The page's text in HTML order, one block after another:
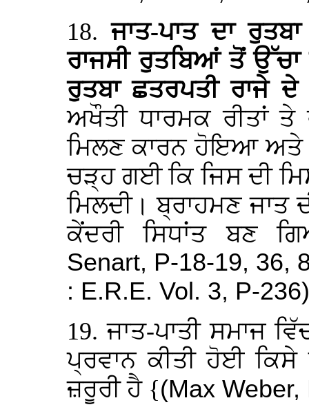
18.ਜਾਤ-ਪਾਤ ਦਾ
ਰਾਜਸੀ ਰੁਤਬਿਆਂ ਤੋਂ ਉੱਚਾ
ਰੁਤਬਾ ਛਤਰਪਤੀ ਰਾਜੇ
ਅਖੌਤੀ ਧਾਰਮਕ ਰੀਤਾਂ ਤੇ
ਮਿਲਣ ਕਾਰਨ ਹੋਇਆ ਅਤੇ
ਚੜ੍ਹ ਗਈ ਕਿ ਜਿਸ ਦੀ
ਮਿਲਦੀ। ਬ੍ਰਾਹਮਣ ਜਾਤ
ਕੇਂਦਰੀ ਸਿਧਾਂਤ ਬਣ
Senart, P-18-19, 36,
: E.R.E. Vol. 3, P-236)
19. ਜਾਤ-ਪਾਤੀ ਸਮਾਜ
ਪ੍ਰਵਾਨ ਕੀਤੀ ਹੋਈ ਕਿਸੇ
ਜ਼ਰੂਰੀ ਹੈ {(Max Weber,